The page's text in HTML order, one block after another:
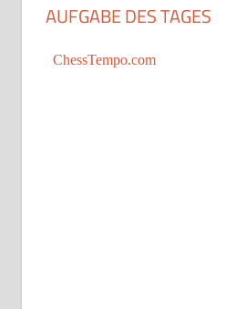
AUFGABE DES TAGES